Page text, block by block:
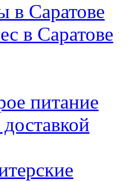
в Саратове
в Саратове
питание